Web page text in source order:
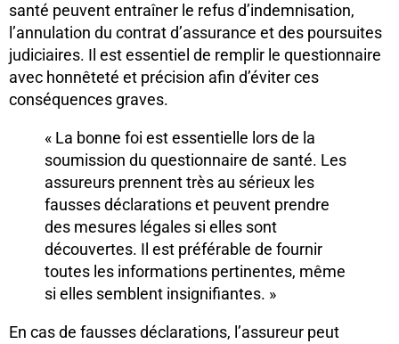
santé peuvent entraîner le refus d’indemnisation,
l’annulation du contrat d’assurance et des poursuites
judiciaires. Il est essentiel de remplir le questionnaire
avec honnêteté et précision afin d’éviter ces
conséquences graves.
« La bonne foi est essentielle lors de la
soumission du questionnaire de santé. Les
assureurs prennent très au sérieux les
fausses déclarations et peuvent prendre
des mesures légales si elles sont
découvertes. Il est préférable de fournir
toutes les informations pertinentes, même
si elles semblent insignifiantes. »
En cas de fausses déclarations, l’assureur peut